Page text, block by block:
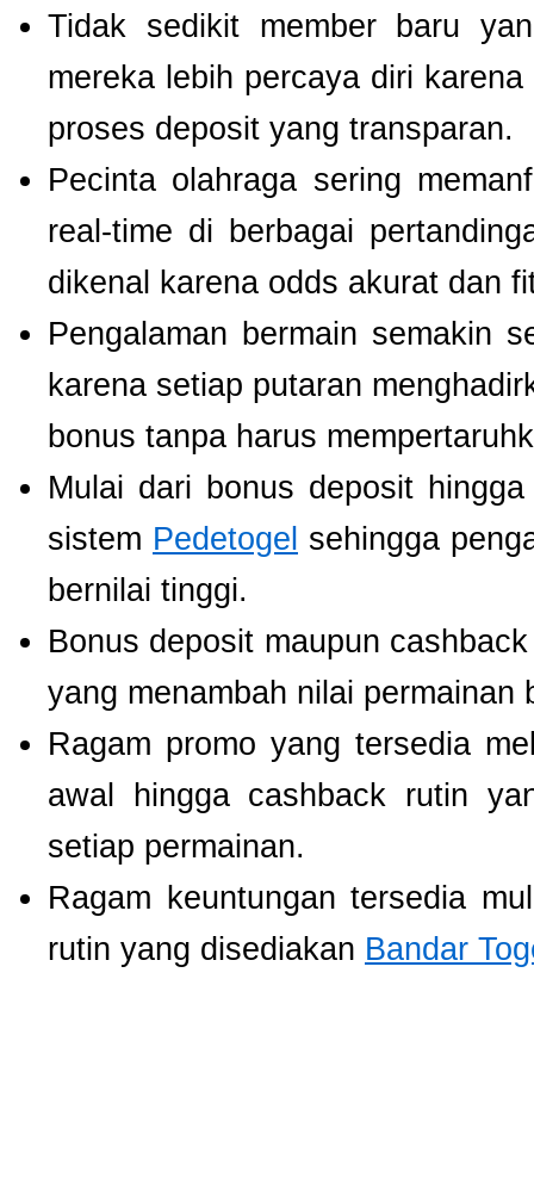
Tidak sedikit member baru
mereka lebih percaya diri
proses deposit yang transparan.
Pecinta olahraga sering
real-time di berbagai
dikenal karena odds akurat dan
Pengalaman bermain semakin
karena setiap putaran
bonus tanpa harus
Mulai dari bonus deposit
sistem Pedetogel sehingga
bernilai tinggi.
Bonus deposit maupun
yang menambah nilai permainan
Ragam promo yang tersedia
awal hingga cashback rutin
setiap permainan.
Ragam keuntungan tersedia
rutin yang disediakan Bandar